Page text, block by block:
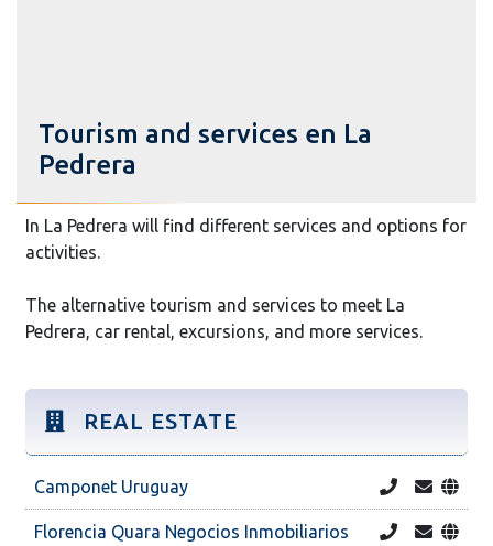
Tourism and services en La
Pedrera
In La Pedrera will find different services and options for
activities.
The alternative tourism and services to meet La
Pedrera, car rental, excursions, and more services.
REAL ESTATE
Camponet Uruguay
Florencia Quara Negocios Inmobiliarios